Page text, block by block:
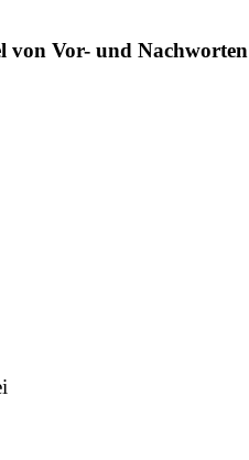
von Vor- und Nachworten